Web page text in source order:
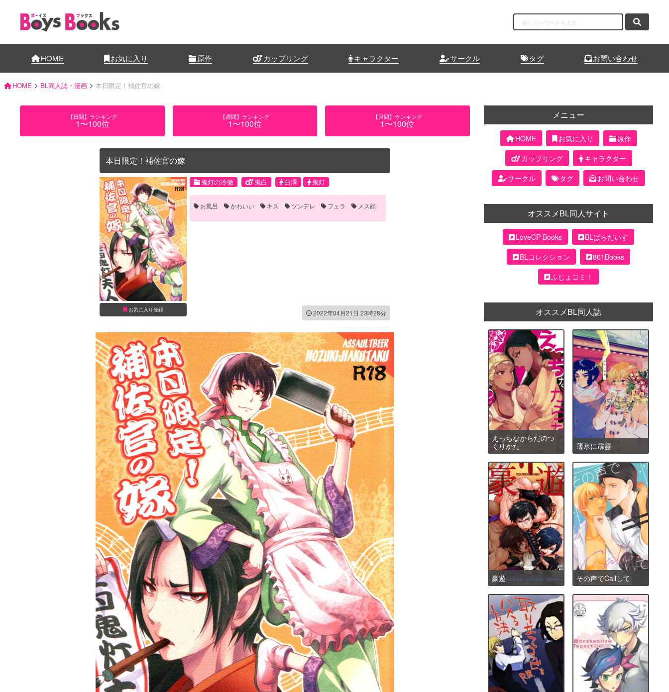
HOME お気に入り 原作 カップリング キャラクター サークル タグ お問い合わせ
HOME > BL同人誌・漫画 > 本日限定！補佐官の嫁
【日間】ランキング
1〜100位
【週間】ランキング
1〜100位
【月間】ランキング
1〜100位
本日限定！補佐官の嫁
お気に入り登録
鬼灯の冷徹 鬼白 白澤 鬼灯
お風呂 かわいい キス ツンデレ フェラ メス顔
2022年04月21日 23時28分
メニュー
HOME お気に入り
原作
カップリング
キャラクター
サークル
タグ お問い合わせ
オススメBL同人サイト
LoveCP Books
BLぱらだいす
BLコレクション
801Books
ふじょコミ！
オススメBL同人誌
えっちなからだのつ
くりかた
薄氷に霹靂
豪遊 その声でCallして